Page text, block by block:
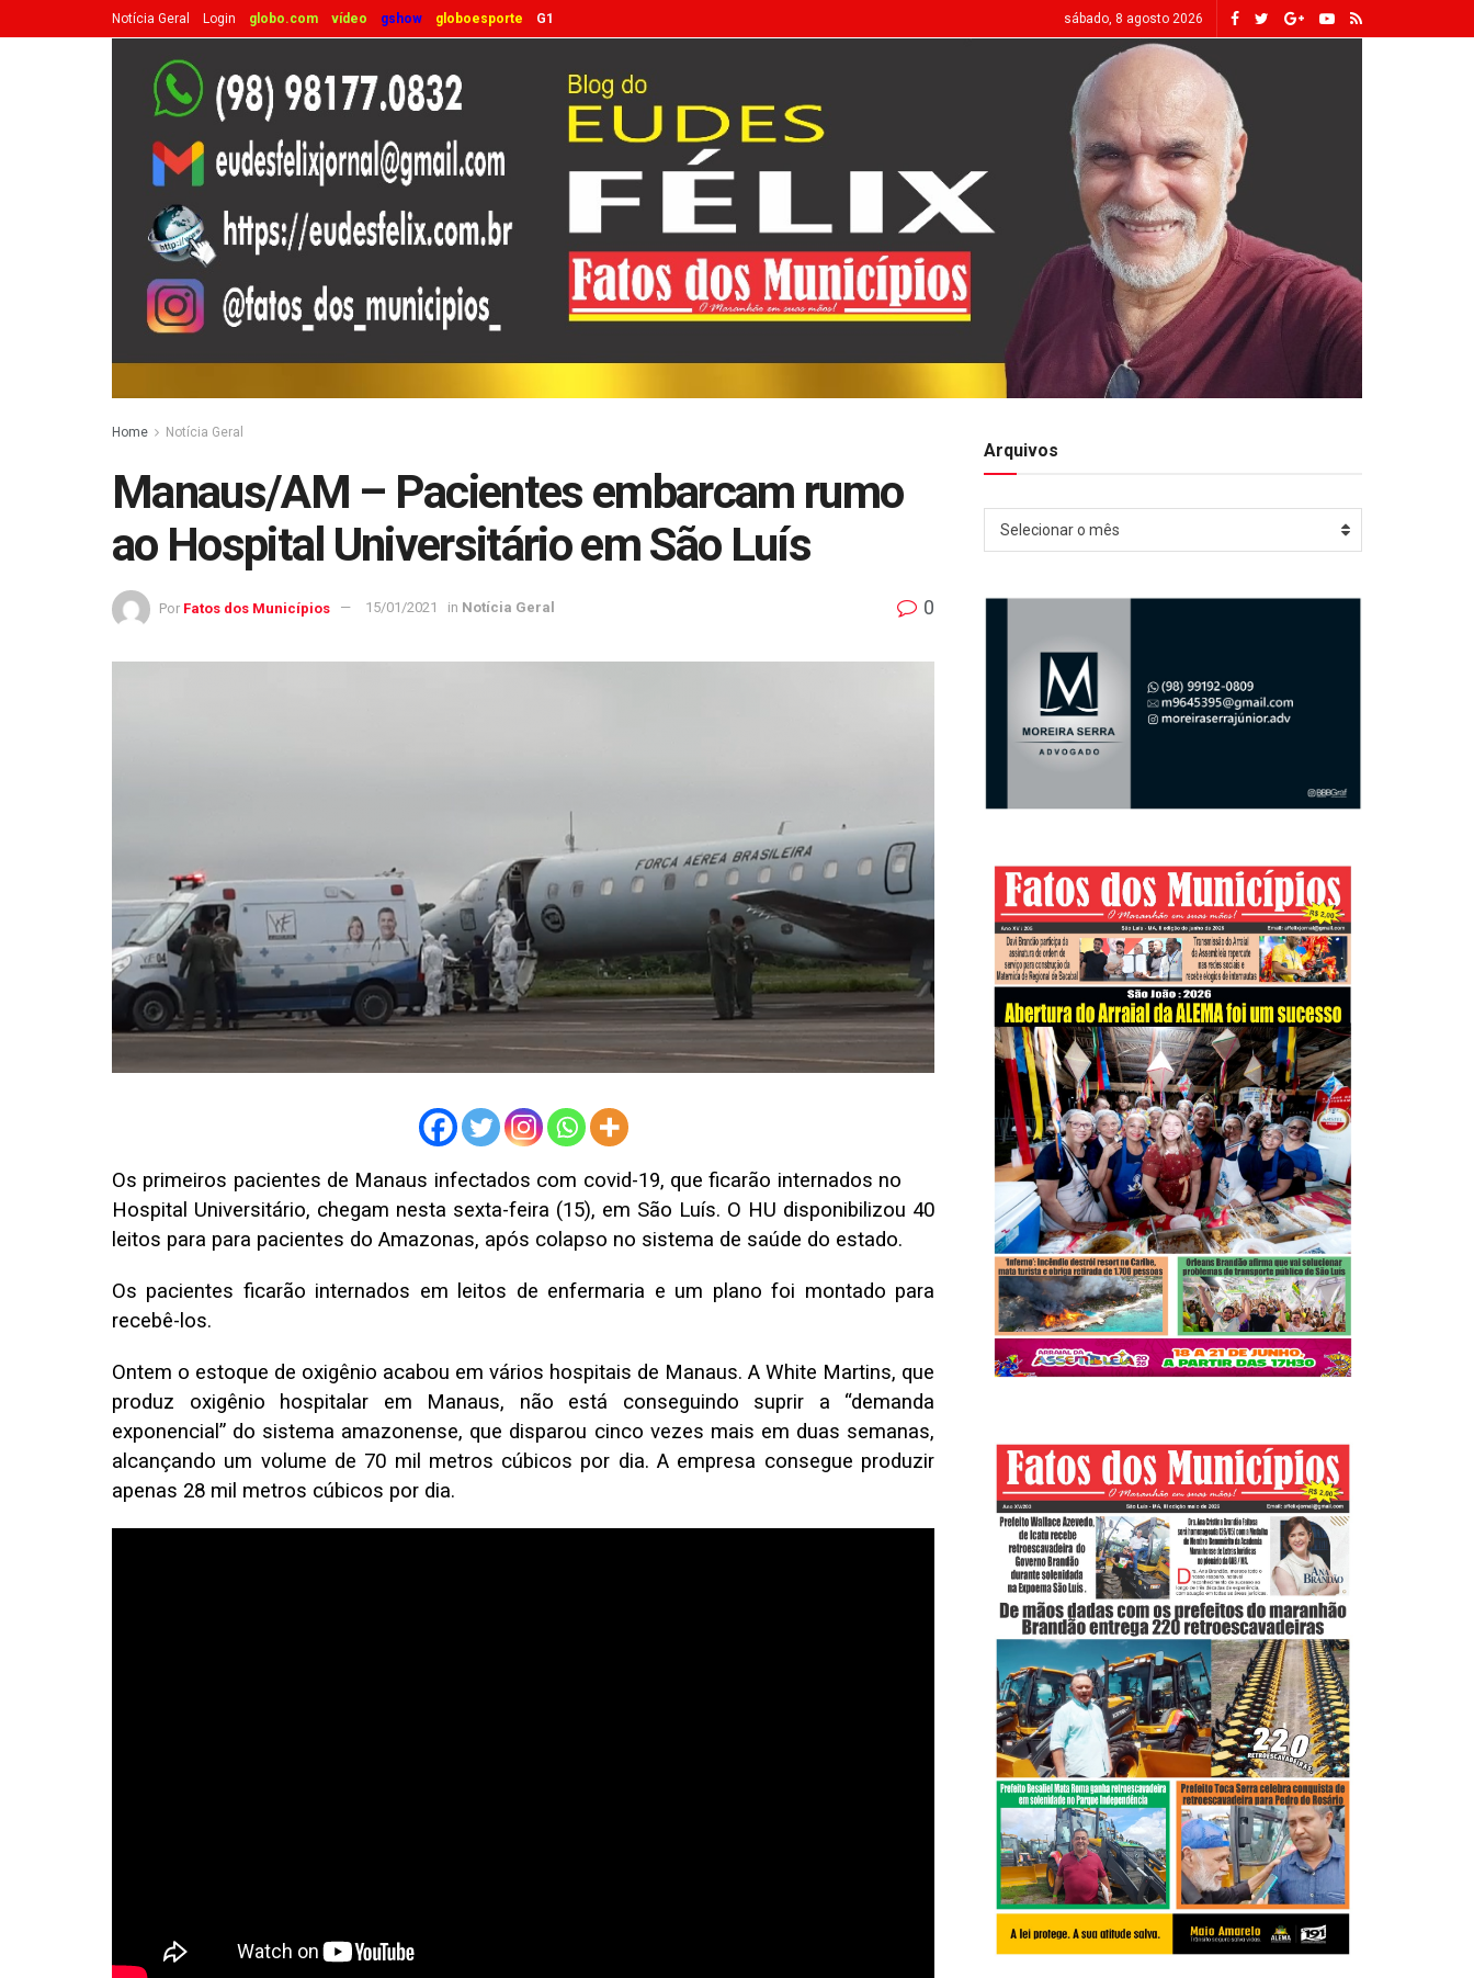
Notícia Geral Login globo.com vídeo gshow globoesporte G1 sábado, 8 agosto 2026
Home Notícia Geral
Manaus/AM – Pacientes embarcam rumo
ao Hospital Universitário em São Luís
Por Fatos dos Municípios 15/01/2021 in Notícia Geral 0
Os primeiros pacientes de Manaus infectados com covid-19, que ficarão internados no
Hospital Universitário, chegam nesta sexta-feira (15), em São Luís. O HU disponibilizou 40
leitos para para pacientes do Amazonas, após colapso no sistema de saúde do estado.
Os pacientes ficarão internados em leitos de enfermaria e um plano foi montado para
recebê-los.
Ontem o estoque de oxigênio acabou em vários hospitais de Manaus. A White Martins, que
produz oxigênio hospitalar em Manaus, não está conseguindo suprir a “demanda
exponencial” do sistema amazonense, que disparou cinco vezes mais em duas semanas,
alcançando um volume de 70 mil metros cúbicos por dia. A empresa consegue produzir
apenas 28 mil metros cúbicos por dia.
Arquivos
Arquivos
Selecionar o mês